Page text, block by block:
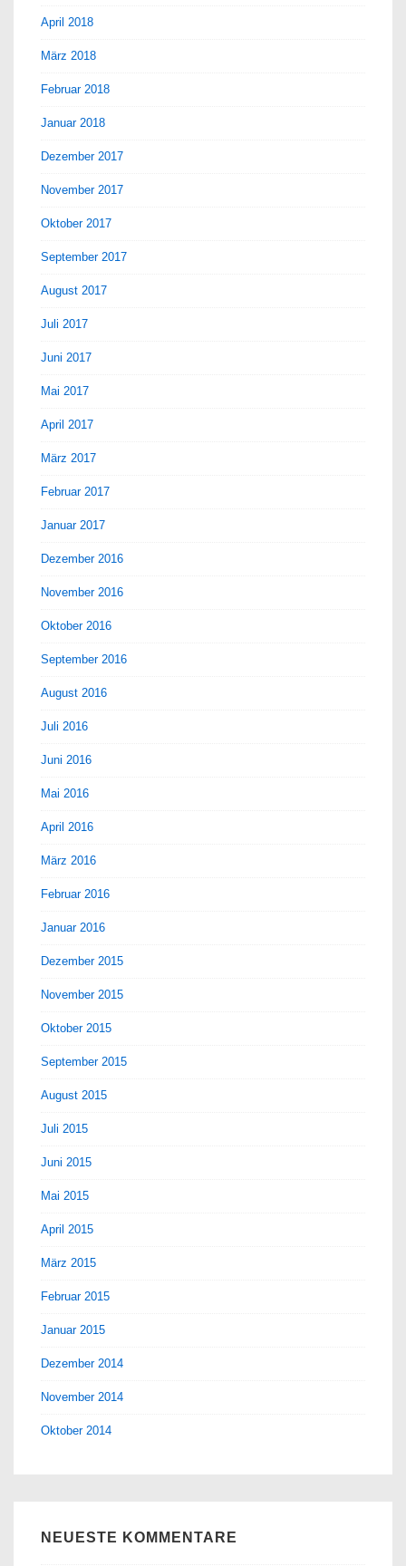
April 2018
März 2018
Februar 2018
Januar 2018
Dezember 2017
November 2017
Oktober 2017
September 2017
August 2017
Juli 2017
Juni 2017
Mai 2017
April 2017
März 2017
Februar 2017
Januar 2017
Dezember 2016
November 2016
Oktober 2016
September 2016
August 2016
Juli 2016
Juni 2016
Mai 2016
April 2016
März 2016
Februar 2016
Januar 2016
Dezember 2015
November 2015
Oktober 2015
September 2015
August 2015
Juli 2015
Juni 2015
Mai 2015
April 2015
März 2015
Februar 2015
Januar 2015
Dezember 2014
November 2014
Oktober 2014
NEUESTE KOMMENTARE